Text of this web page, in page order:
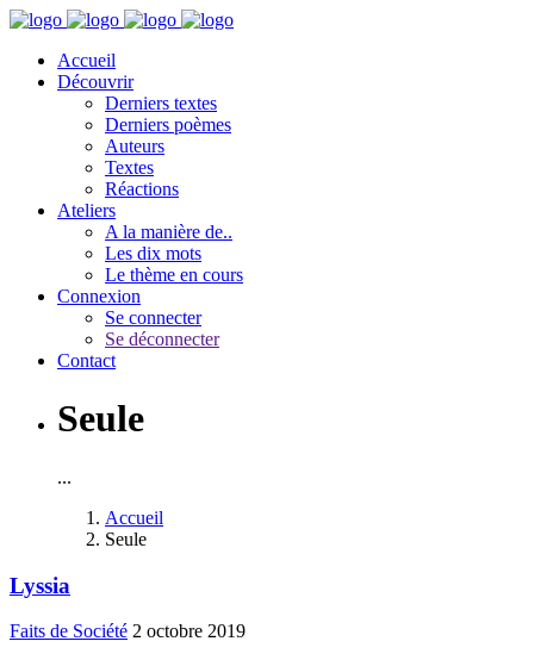
Accueil
Découvrir
Derniers textes
Derniers poèmes
Auteurs
Textes
Réactions
Ateliers
A la manière de..
Les dix mots
Le thème en cours
Connexion
Se connecter
Se déconnecter
Contact
Seule
...
Accueil
Seule
Lyssia
Faits de Société 2 octobre 2019